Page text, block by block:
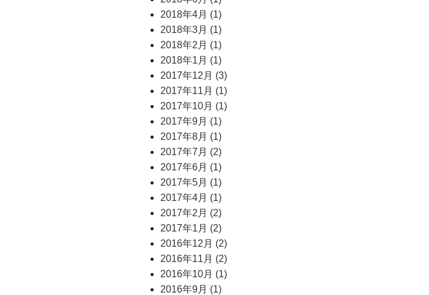
2018年4月 (1)
2018年3月 (1)
2018年2月 (1)
2018年1月 (1)
2017年12月 (3)
2017年11月 (1)
2017年10月 (1)
2017年9月 (1)
2017年8月 (1)
2017年7月 (2)
2017年6月 (1)
2017年5月 (1)
2017年4月 (1)
2017年2月 (2)
2017年1月 (2)
2016年12月 (2)
2016年11月 (2)
2016年10月 (1)
2016年9月 (1)